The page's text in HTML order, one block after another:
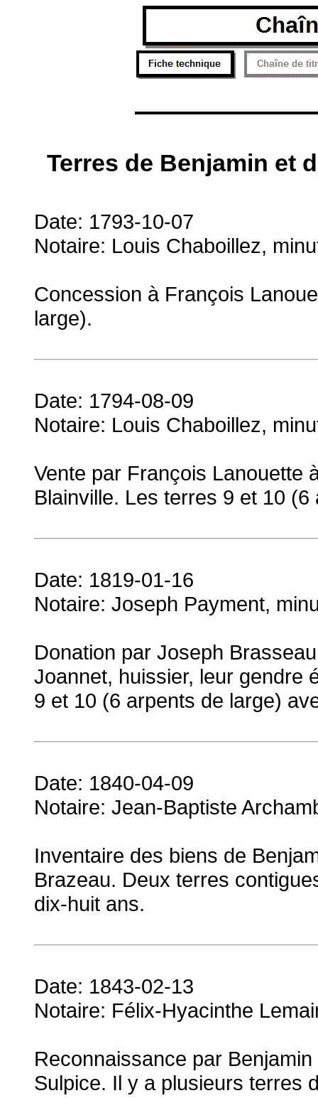
Terres de Benjamin et
Date: 1793-10-07
Notaire: Louis Chaboillez,
Concession à François
large).
Date: 1794-08-09
Notaire: Louis Chaboillez,
Vente par François Lanouette
Blainville. Les terres 9 et 10
Date: 1819-01-16
Notaire: Joseph Payment,
Donation par Joseph
Joannet, huissier, leur gendre
9 et 10 (6 arpents de large)
Date: 1840-04-09
Notaire: Jean-Baptiste
Inventaire des biens de
Brazeau. Deux terres
dix-huit ans.
Date: 1843-02-13
Notaire: Félix-Hyacinthe
Reconnaissance par
Sulpice. Il y a plusieurs terres